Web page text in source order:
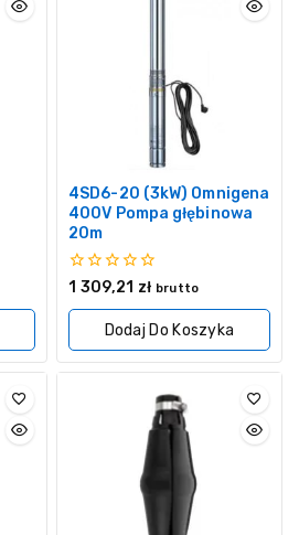
4SD6-20 (3kW) Omnigena
400V Pompa głębinowa
20m
0
5
1 309,21 zł brutto
Dodaj Do Koszyka